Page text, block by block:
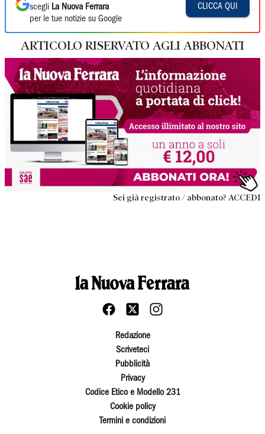
scegli La Nuova Ferrara
per le tue notizie su Google
CLICCA QUI
ARTICOLO RISERVATO AGLI ABBONATI
Sei già registrato / abbonato? ACCEDI
Redazione
Scriveteci
Pubblicità
Privacy
Codice Etico e Modello 231
Cookie policy
Termini e condizioni